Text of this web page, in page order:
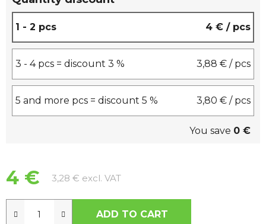
1 - 2 pcs 4 € / pcs
3 - 4 pcs = discount 3 % 3,88 € / pcs
5 and more pcs = discount 5 % 3,80 € / pcs
You save 0 €
4 € 3,28 € excl. VATMeasure price:
ADD TO CART